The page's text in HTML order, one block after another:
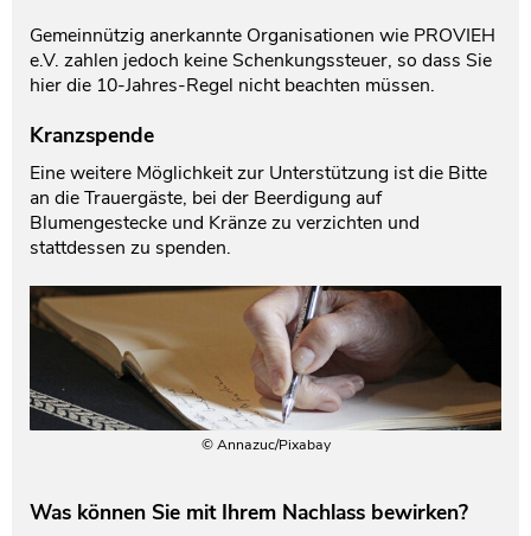
Gemeinnützig anerkannte Organisationen wie PROVIEH
e.V. zahlen jedoch keine Schenkungssteuer, so dass Sie
hier die 10-Jahres-Regel nicht beachten müssen.
Kranzspende
Eine weitere Möglichkeit zur Unterstützung ist die Bitte
an die Trauergäste, bei der Beerdigung auf
Blumengestecke und Kränze zu verzichten und
stattdessen zu spenden.
© Annazuc/Pixabay
Was können Sie mit Ihrem Nachlass bewirken?